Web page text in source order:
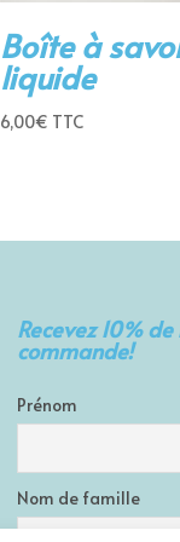
Boîte à
liquide
6,00€ TTC
Recevez 10%
commande!
Prénom
Nom de famille